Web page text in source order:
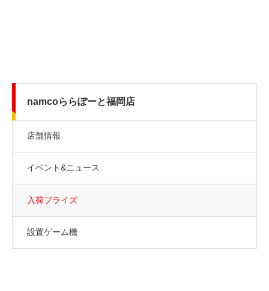
namcoららぽーと福岡店
店舗情報
イベント&ニュース
入荷プライズ
設置ゲーム機